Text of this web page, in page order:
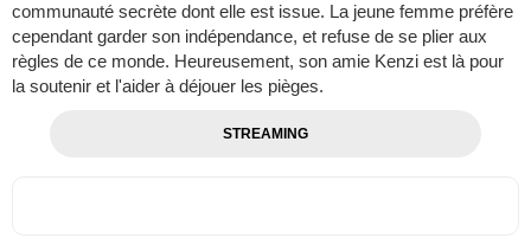
communauté secrète dont elle est issue. La jeune femme préfère
cependant garder son indépendance, et refuse de se plier aux
règles de ce monde. Heureusement, son amie Kenzi est là pour
la soutenir et l'aider à déjouer les pièges.
STREAMING